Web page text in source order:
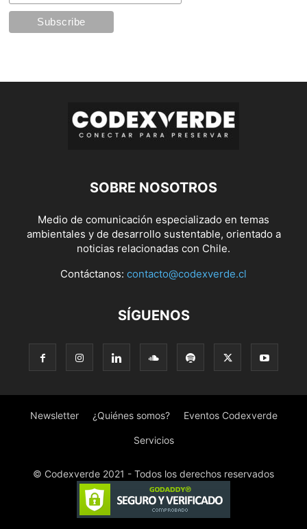
SOBRE NOSOTROS
Medio de comunicación especializado en temas
ambientales y de desarrollo sustentable, orientado a
noticias relacionadas con Chile.
Contáctanos: contacto@codexverde.cl
SÍGUENOS
Newsletter ¿Quiénes somos? Eventos Codexverde
Servicios
© Codexverde 2021 - Todos los derechos reservados